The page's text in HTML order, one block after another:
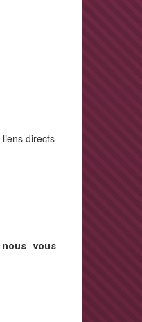
directs
vous